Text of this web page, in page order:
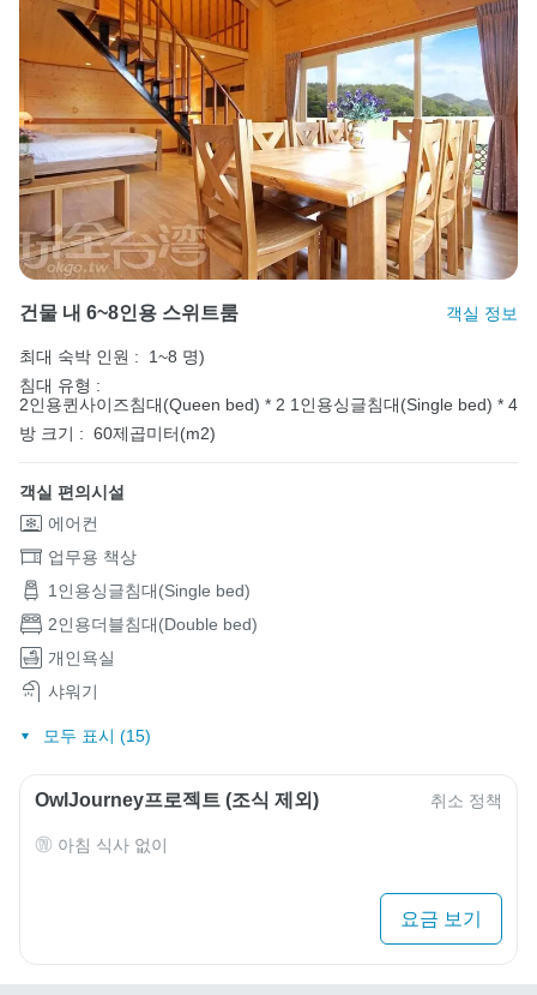
건물 내 6~8인용 스위트룸 객실 정보
최대 숙박 인원 :
1~8 명)
침대 유형 :
2인용퀸사이즈침대(Queen bed) * 2 1인용싱글침대(Single bed) * 4
방 크기 : 60제곱미터(m2)
객실 편의시설
에어컨
업무용 책상
1인용싱글침대(Single bed)
2인용더블침대(Double bed)
개인욕실
샤워기
모두 표시 (15)
OwlJourney프로젝트 (조식 제외) 취소 정책
아침 식사 없이
요금 보기